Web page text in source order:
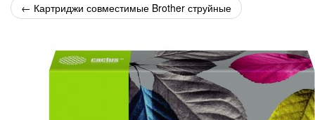
← Картриджи совместимые Brother струйные